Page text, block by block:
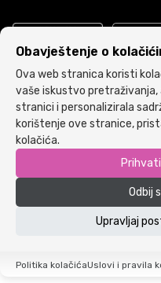
Politika kolačića Uslovi i pravila
Copyright © 2022 ARIA | Sva
Obavještenje o
Ova web stranica koristi
vaše iskustvo
stranici i personalizirala
korištenje ove stranice,
kolačića.
Odbij
Upravljaj
Politika kolačićaUslovi i pravila